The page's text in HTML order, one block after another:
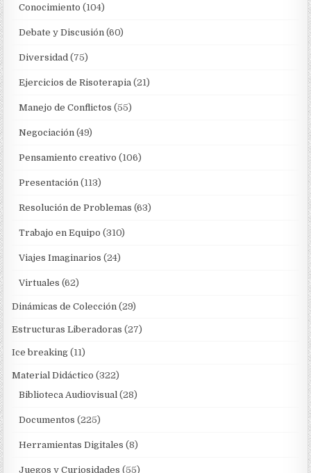
Conocimiento (104)
Debate y Discusión (60)
Diversidad (75)
Ejercicios de Risoterapia (21)
Manejo de Conflictos (55)
Negociación (49)
Pensamiento creativo (106)
Presentación (113)
Resolución de Problemas (63)
Trabajo en Equipo (310)
Viajes Imaginarios (24)
Virtuales (62)
Dinámicas de Colección (29)
Estructuras Liberadoras (27)
Ice breaking (11)
Material Didáctico (322)
Biblioteca Audiovisual (28)
Documentos (225)
Herramientas Digitales (8)
Juegos y Curiosidades (55)